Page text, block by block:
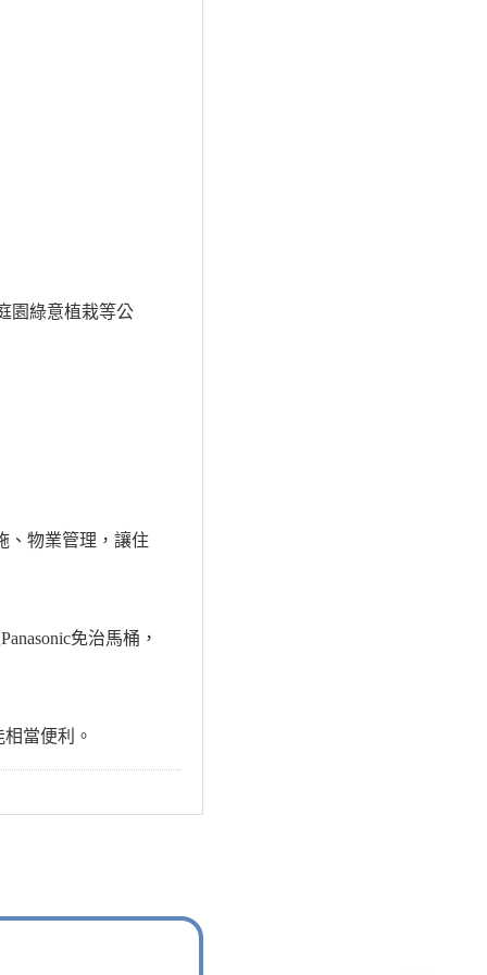
園綠意植栽等公
、物業管理，讓住
免治馬桶，
當便利。